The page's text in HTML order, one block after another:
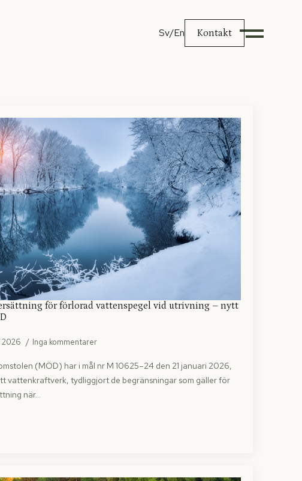
Sv/En Kontakt
för förlorad vattenspegel vid utrivning – nytt
2026 Inga kommentarer
(MÖD) har i mål nr M 10625–24 den 21 januari 2026,
vattenkraftverk, tydliggjort de begränsningar som gäller för
när…